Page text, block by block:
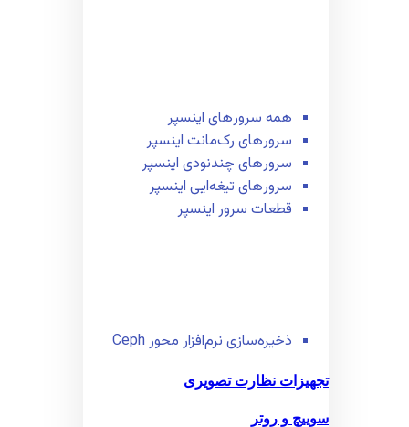
همه سرور‌های اینسپر
سرور‌های رک‌مانت اینسپر
سرور‌های چند‌نودی اینسپر
سرور‌های تیغه‌ایی اینسپر
قطعات سرور اینسپر
ذخیره‌سازی نرم‌افزار محور Ceph
تجهیزات نظارت تصویری
سوییچ و روتر